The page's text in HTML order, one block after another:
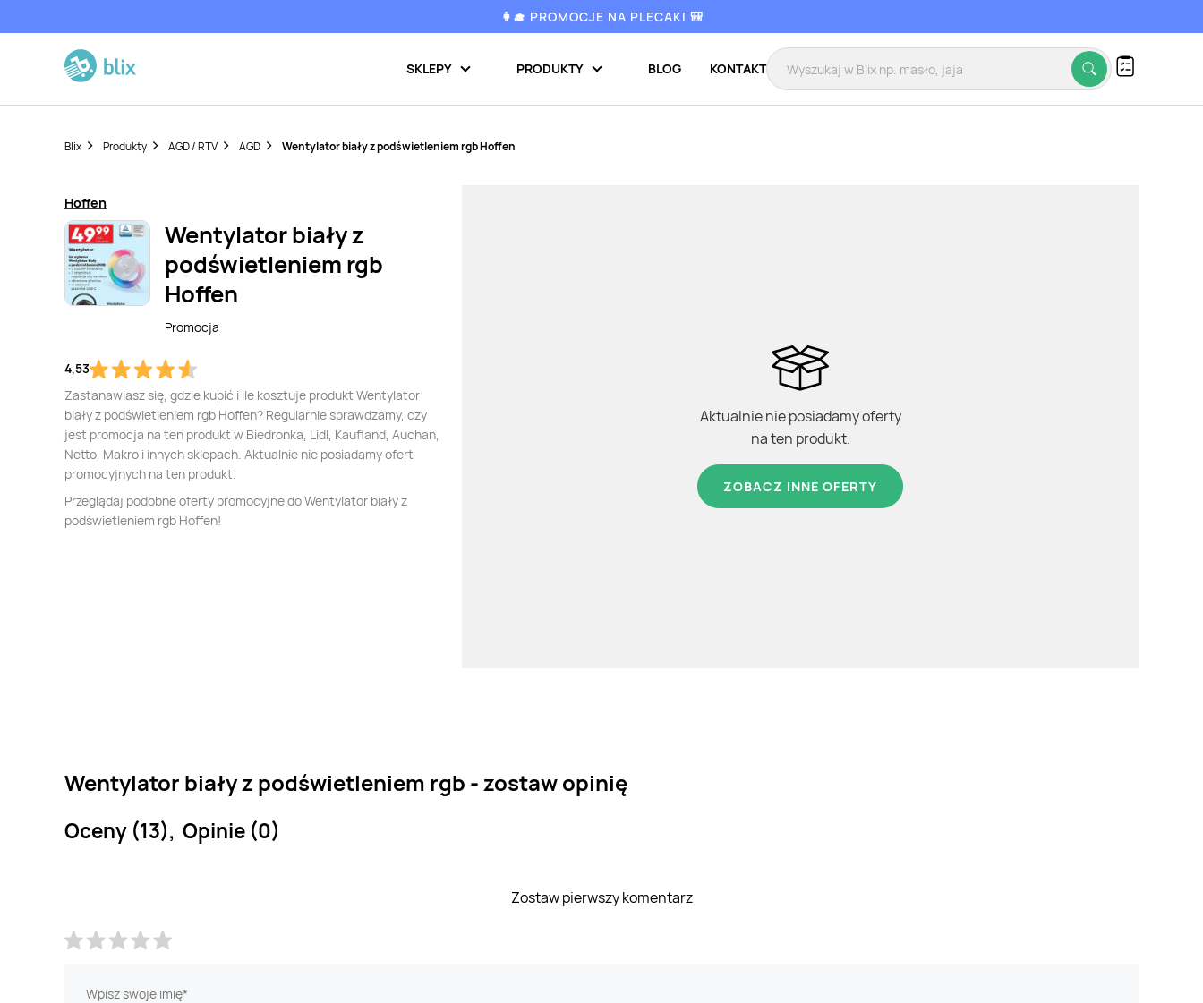
👩‍🎓 PROMOCJE NA PLECAKI 🎒
SKLEPY PRODUKTY BLOG KONTAKT
Blix Produkty AGD / RTV AGD Wentylator biały z podświetleniem rgb Hoffen
Hoffen
Wentylator biały z
podświetleniem rgb
Hoffen
Promocja
4,53
Zastanawiasz się, gdzie kupić i ile kosztuje produkt Wentylator
biały z podświetleniem rgb Hoffen? Regularnie sprawdzamy, czy
jest promocja na ten produkt w Biedronka, Lidl, Kaufland, Auchan,
Netto, Makro i innych sklepach. Aktualnie nie posiadamy ofert
promocyjnych na ten produkt.
Przeglądaj podobne oferty promocyjne do Wentylator biały z
podświetleniem rgb Hoffen!
Aktualnie nie posiadamy oferty
na ten produkt.
ZOBACZ INNE OFERTY
Wentylator biały z podświetleniem rgb - zostaw opinię
Oceny (13), Opinie (0)
Zostaw pierwszy komentarz